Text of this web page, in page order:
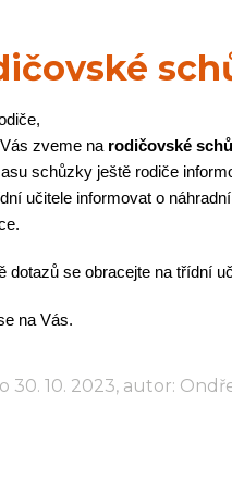
zveme na rodičovské
schůzky ještě rodiče
učitele informovat o
dotazů se obracejte na třídní
na Vás.
30. 10. 2023, autor: